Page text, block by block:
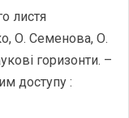
листя
О. Семенова, О.
горизонти. –
доступу :